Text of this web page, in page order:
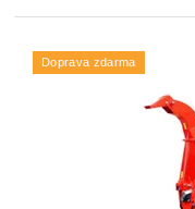
Doprava zdarma